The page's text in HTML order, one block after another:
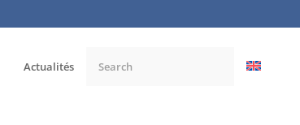
Actualités